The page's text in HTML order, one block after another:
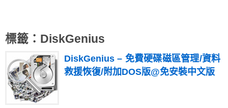
標籤：DiskGenius
DiskGenius – 免費硬碟磁區管理/資料
救援恢復/附加DOS版@免安裝中文版